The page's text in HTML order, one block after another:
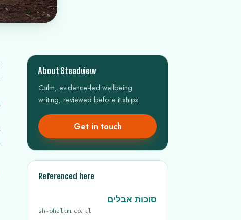
About Steadview
Calm, evidence-led wellbeing
writing, reviewed before it ships.
Get in touch
Referenced here
סוכות אבלים
sh-ohalim.co.il